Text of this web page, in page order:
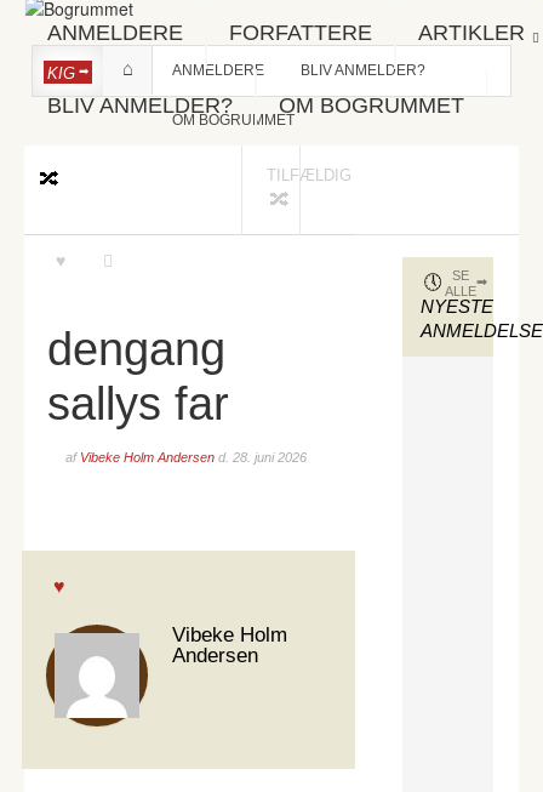
ANMELDERE FORFATTERE ARTIKLER
BLIV ANMELDER? OM BOGRUMMET
KIG ANMELDERE BLIV ANMELDER?
OM BOGRUMMET
TILFÆLDIG
dengang
sallys far
af Vibeke Holm Andersen d. 28. juni 2026
Vibeke Holm
Andersen
NYESTE
SE
ALLE